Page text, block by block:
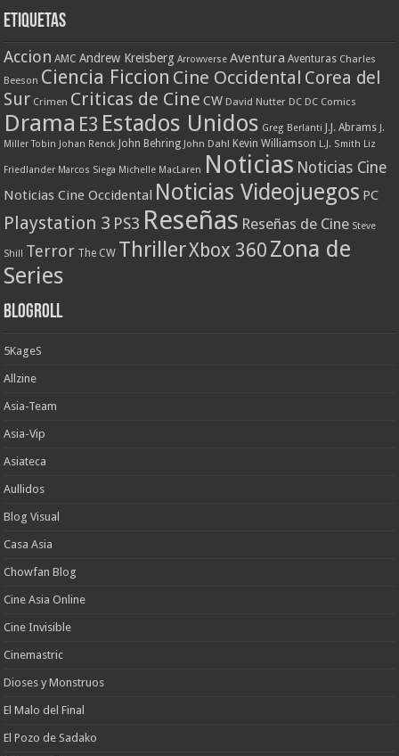
Etiquetas
Accion AMC Andrew Kreisberg Arrowverse Aventura Aventuras Charles
Beeson Ciencia Ficcion Cine Occidental Corea del
Sur Crimen Criticas de Cine CW David Nutter DC DC Comics
Drama E3 Estados Unidos Greg Berlanti J.J. Abrams J.
Miller Tobin
Johan Renck John Behring John Dahl Kevin Williamson L.J. Smith Liz
Friedlander Marcos Siega Michelle MacLaren Noticias Noticias Cine
Noticias Cine Occidental Noticias Videojuegos PC
Playstation 3 PS3 Reseñas Reseñas de Cine Steve
Shill Terror The CW ThrillerXbox 360 Zona de
Series
Blogroll
5KageS
Allzine
Asia-Team
Asia-Vip
Asiateca
Aullidos
Blog Visual
Casa Asia
Chowfan Blog
Cine Asia Online
Cine Invisible
Cinemastric
Dioses y Monstruos
El Malo del Final
El Pozo de Sadako